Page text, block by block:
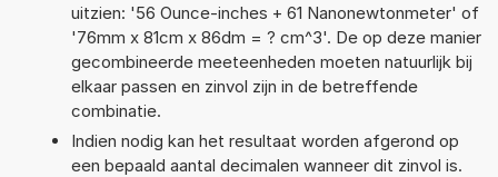
uitzien: '56 Ounce-inches + 61 Nanonewtonmeter' of
'76mm x 81cm x 86dm = ? cm^3'. De op deze manier
gecombineerde meeteenheden moeten natuurlijk bij
elkaar passen en zinvol zijn in de betreffende
combinatie.
Indien nodig kan het resultaat worden afgerond op
een bepaald aantal decimalen wanneer dit zinvol is.